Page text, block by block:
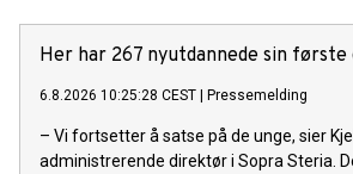
Her har 267 nyutdannede sin første
6.8.2026 10:25:28 CEST | Pressemelding
– Vi fortsetter å satse på de unge, sier
administrerende direktør i Sopra Steria.